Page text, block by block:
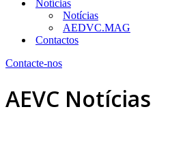
Notícias
Notícias
AEDVC.MAG
Contactos
Contacte-nos
AEVC Notícias